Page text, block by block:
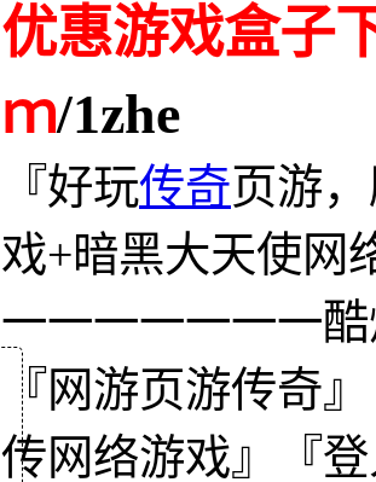
优惠游戏盒子
ｍ/1zhe
『好玩传奇页游
戏+暗黑大天使网
一一一一一一一
『网游页游传奇
传网络游戏』『